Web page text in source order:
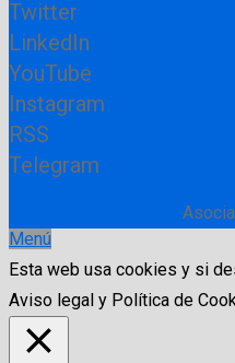
Twitter
LinkedIn
YouTube
Instagram
RSS
Telegram
Menú
Esta web usa cookies y si
Aviso legal y Política de